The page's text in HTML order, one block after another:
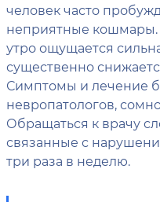
человек часто
неприятные кошмары.
утро ощущается
существенно
Симптомы и лечение
невропатологов,
Обращаться к врачу
связанные с
три раза в неделю.